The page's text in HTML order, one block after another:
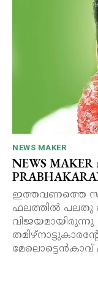
NEWS MAKER
NEWS MAKER
ഇത്തവണത്തെ
ഫലത്തിൽ പലതു
മേലൊട്ടെൻകാവ്